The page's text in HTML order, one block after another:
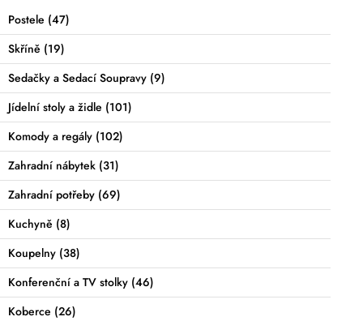
Postele (47)
Skříně (19)
Sedačky a Sedací Soupravy (9)
Jídelní stoly a židle (101)
Komody a regály (102)
Zahradní nábytek (31)
Zahradní potřeby (69)
Kuchyně (8)
Koupelny (38)
Konferenční a TV stolky (46)
Koberce (26)